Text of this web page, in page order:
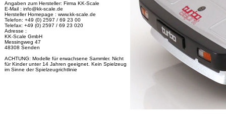
Angaben zum Hersteller: Firma KK-Scale
E-Mail : info@kk-scale.de
Hersteller Homepage : www.kk-scale.de
Telefon: +49 (0) 2597 / 69 23 00
Telefax: +49 (0) 2597 / 69 23 020
Adresse :
KK-Scale GmbH
Messingweg 47
48308 Senden
ACHTUNG: Modelle für erwachsene Sammler. Nicht
für Kinder unter 14 Jahren geeignet. Kein Spielzeug
im Sinne der Spielzeugrichtlinie